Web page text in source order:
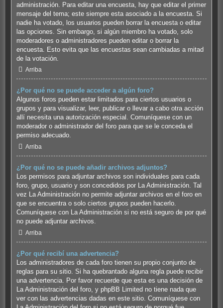
administración. Para editar una encuesta, hay que editar el primer
mensaje del tema; este siempre esta asociado a la encuesta. Si
nadie ha votado, los usuarios pueden borrar la encuesta o editar
las opciones. Sin embargo, si algún miembro ha votado, solo
moderadores o administradores pueden editar o borrar la
encuesta. Esto evita que las encuestas sean cambiadas a mitad
de la votación.
Arriba
¿Por qué no se puede acceder a algún foro?
Algunos foros pueden estar limitados para ciertos usuarios o
grupos y para visualizar, leer, publicar o llevar a cabo otra acción
allí necesita una autorización especial. Comuníquese con un
moderador o administrador del foro para que se le conceda el
permiso adecuado.
Arriba
¿Por qué no se puede añadir archivos adjuntos?
Los permisos para adjuntar archivos son individuales para cada
foro, grupo, usuario y son concedidos por La Administración. Tal
vez La Administración no permite adjuntar archivos en el foro en
que se encuentra o solo ciertos grupos pueden hacerlo.
Comuníquese con La Administración si no está seguro de por qué
no puede adjuntar archivos.
Arriba
¿Por qué recibí una advertencia?
Los administradores de cada foro tienen su propio conjunto de
reglas para su sitio. Si ha quebrantado alguna regla puede recibir
una advertencia. Por favor recuerde que esta es una decisión de
La Administración del foro, y phpBB Limited no tiene nada que
ver con las advertencias dadas en este sitio. Comuníquese con